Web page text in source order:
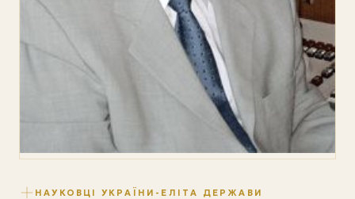
НАУКОВЦІ УКРАЇНИ-ЕЛІТА ДЕРЖАВИ